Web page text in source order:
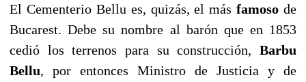
El Cementerio Bellu es, quizás, el másfamoso de
Bucarest. Debe su nombre al barón que en 1853
cedió los terrenos para su construcción, Barbu
Bellu, por entonces Ministro de Justicia y de